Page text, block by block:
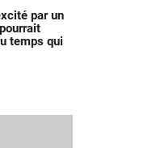
par un
temps qui